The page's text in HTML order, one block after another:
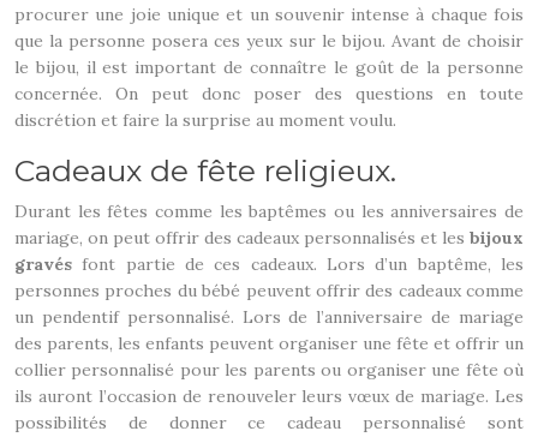
procurer une joie unique et un souvenir intense à chaque fois
que la personne posera ces yeux sur le bijou. Avant de choisir
le bijou, il est important de connaître le goût de la personne
concernée. On peut donc poser des questions en toute
discrétion et faire la surprise au moment voulu.
Cadeaux de fête religieux.
Durant les fêtes comme les baptêmes ou les anniversaires de
mariage, on peut offrir des cadeaux personnalisés et les bijoux
gravés font partie de ces cadeaux. Lors d’un baptême, les
personnes proches du bébé peuvent offrir des cadeaux comme
un pendentif personnalisé. Lors de l’anniversaire de mariage
des parents, les enfants peuvent organiser une fête et offrir un
collier personnalisé pour les parents ou organiser une fête où
ils auront l’occasion de renouveler leurs vœux de mariage. Les
possibilités de donner ce cadeau personnalisé sont